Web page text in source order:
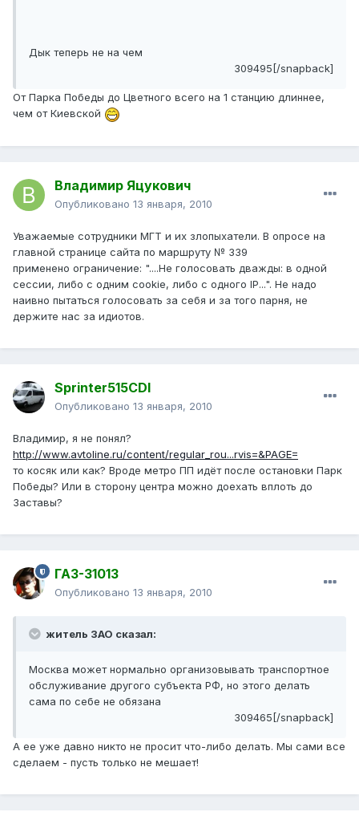
Дык теперь не на чем
309495[/snapback]
От Парка Победы до Цветного всего на 1 станцию длиннее,
чем от Киевской
Владимир Яцукович
Опубликовано 13 января, 2010
Уважаемые сотрудники МГТ и их злопыхатели. В опросе на
главной странице сайта по маршруту № 339
применено ограничение: "....Не голосовать дважды: в одной
сессии, либо с одним cookie, либо с одного IP...". Не надо
наивно пытаться голосовать за себя и за того парня, не
держите нас за идиотов.
Sprinter515CDI
Опубликовано 13 января, 2010
Владимир, я не понял?
http://www.avtoline.ru/content/regular_rou...rvis=&PAGE=
то косяк или как? Вроде метро ПП идёт после остановки Парк
Победы? Или в сторону центра можно доехать вплоть до
Заставы?
ГАЗ-31013
Опубликовано 13 января, 2010
житель ЗАО сказал:
Москва может нормально организовывать транспортное
обслуживание другого субъекта РФ, но этого делать
сама по себе не обязана
309465[/snapback]
А ее уже давно никто не просит что-либо делать. Мы сами все
сделаем - пусть только не мешает!